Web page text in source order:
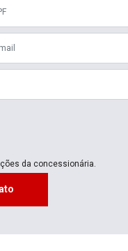
da concessionária.